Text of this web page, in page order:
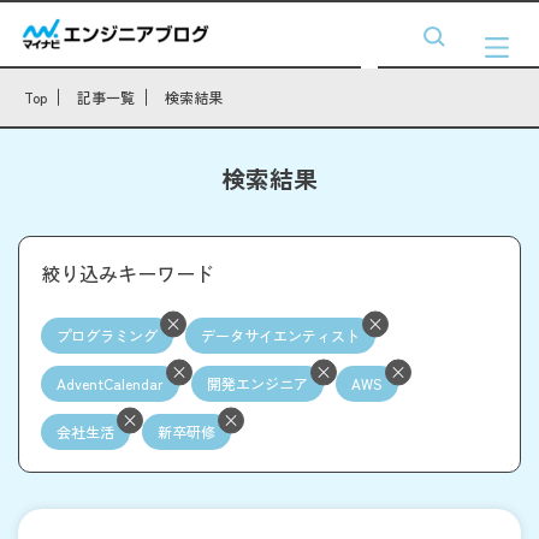
Top 記事一覧 検索結果
検索結果
絞り込みキーワード
プログラミング データサイエンティスト
AdventCalendar 開発エンジニア AWS
会社生活 新卒研修